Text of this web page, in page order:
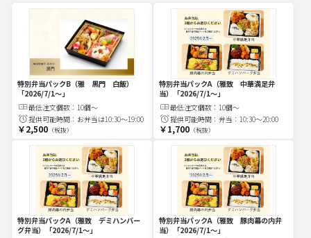
特別弁当パックB（雅 黒門 白飯）
「2026/7/1〜」
最低注文個数： 10個～
提供可能時間： お弁当は10:30～19:00
￥2,500（税抜）
特別弁当パックA（雅致 中華満足弁
当）
「2026/7/1〜」
最低注文個数： 10個～
提供可能時間： 弁当：10:30～20:00
￥1,700（税抜）
特別弁当パックA（雅致 デミハンバー
グ弁当）
「2026/7/1〜」
特別弁当パックA（雅致 豚肉幕の内弁
当）
「2026/7/1〜」